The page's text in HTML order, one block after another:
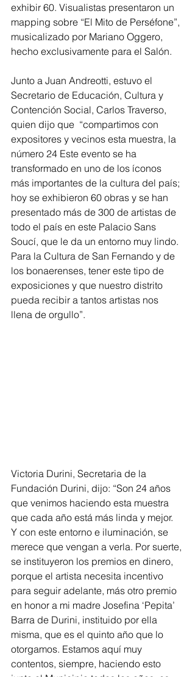
exhibir 60. Visualistas presentaron un
mapping sobre “El Mito de Perséfone”,
musicalizado por Mariano Oggero,
hecho exclusivamente para el Salón.
Junto a Juan Andreotti, estuvo el
Secretario de Educación, Cultura y
Contención Social, Carlos Traverso,
quien dijo que  “compartimos con
expositores y vecinos esta muestra, la
número 24 Este evento se ha
transformado en uno de los íconos
más importantes de la cultura del país;
hoy se exhibieron 60 obras y se han
presentado más de 300 de artistas de
todo el país en este Palacio Sans
Soucí, que le da un entorno muy lindo.
Para la Cultura de San Fernando y de
los bonaerenses, tener este tipo de
exposiciones y que nuestro distrito
pueda recibir a tantos artistas nos
llena de orgullo”.
Victoria Durini, Secretaria de la
Fundación Durini, dijo: “Son 24 años
que venimos haciendo esta muestra
que cada año está más linda y mejor.
Y con este entorno e iluminación, se
merece que vengan a verla. Por suerte,
se instituyeron los premios en dinero,
porque el artista necesita incentivo
para seguir adelante, más otro premio
en honor a mi madre Josefina ‘Pepita’
Barra de Durini, instituido por ella
misma, que es el quinto año que lo
otorgamos. Estamos aquí muy
contentos, siempre, haciendo esto